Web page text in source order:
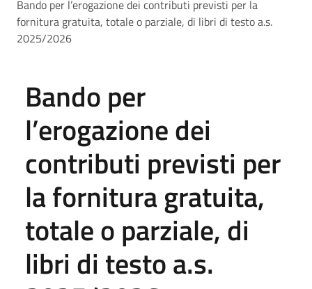
Bando per l’erogazione dei contributi previsti per la
fornitura gratuita, totale o parziale, di libri di testo a.s.
2025/2026
Bando per
l’erogazione dei
contributi previsti per
la fornitura gratuita,
totale o parziale, di
libri di testo a.s.